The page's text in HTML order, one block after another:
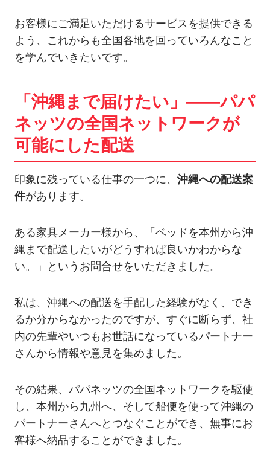
お客様にご満足いただけるサービスを提供できる
よう、これからも全国各地を回っていろんなこと
を学んでいきたいです。
「沖縄まで届けたい」――パパ
ネッツの全国ネットワークが
可能にした配送
印象に残っている仕事の一つに、 沖縄への配送案
件があります。
ある家具メーカー様から、「ベッドを本州から沖
縄まで配送したいがどうすれば良いかわからな
い。」というお問合せをいただきました。
私は、沖縄への配送を手配した経験がなく、でき
るか分からなかったのですが、すぐに断らず、社
内の先輩やいつもお世話になっているパートナー
さんから情報や意見を集めました。
その結果、パパネッツの全国ネットワークを駆使
し、本州から九州へ、そして船便を使って沖縄の
パートナーさんへとつなぐことができ、無事にお
客様へ納品することができました。